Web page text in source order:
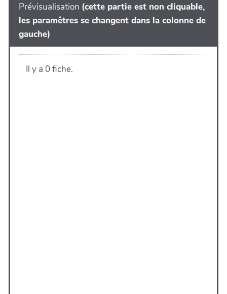
Prévisualisation (cette partie est non cliquable,
les paramêtres se changent dans la colonne de
gauche)